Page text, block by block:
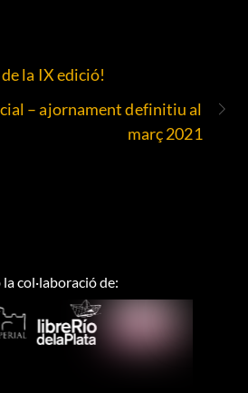
la IX edició!
– ajornament definitiu al
març 2021
col·laboració de: